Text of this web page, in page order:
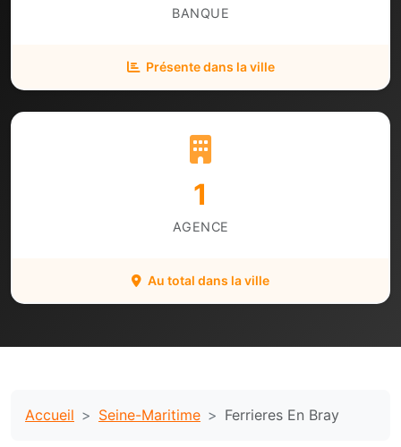
BANQUE
Présente dans la ville
1
AGENCE
Au total dans la ville
Accueil Seine-Maritime Ferrieres En Bray